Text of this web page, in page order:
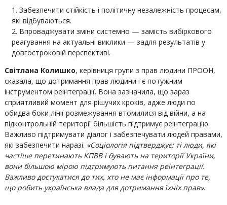
Забезпечити стійкість і політичну незалежність процесам,
які відбуваються.
Впроваджувати зміни системно — замість вибіркового
реагування на актуальні виклики — задля результатів у
довгостроковій перспективі.
Світлана Колишко, керівниця групи з прав людини ПРООН,
сказала, що дотримання прав людини і є потужним
інструментом реінтеграції. Вона зазначила, що зараз
сприятливий момент для рішучих кроків, адже люди по
обидва боки лінії розмежування втомилися від війни, а на
підконтрольній території більшість підтримує реінтеграцію.
Важливо підтримувати діалог і забезпечувати людей правами,
які забезпечити наразі. «Соціологія підтверджує: ті люди, які
частіше перетинають КПВВ і бувають на території України,
вони більшою мірою підтримують питання реінтеграції.
Важливо достукатися до тих, хто не має інформації про те,
що робить українська влада для дотримання їхніх прав».